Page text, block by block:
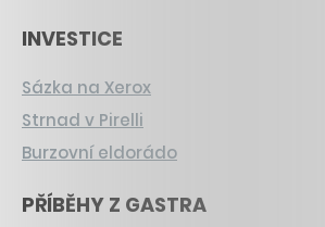
INVESTICE
Sázka na Xerox
Strnad v Pirelli
Burzovní eldorádo
PŘÍBĚHY Z GASTRA